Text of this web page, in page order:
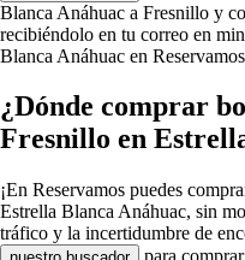
Blanca Anáhuac a Fresnillo y
recibiéndolo en tu correo en
Blanca Anáhuac en
¿Dónde comprar
Fresnillo en
¡En Reservamos puedes
Estrella Blanca Anáhuac, sin
tráfico y la incertidumbre de